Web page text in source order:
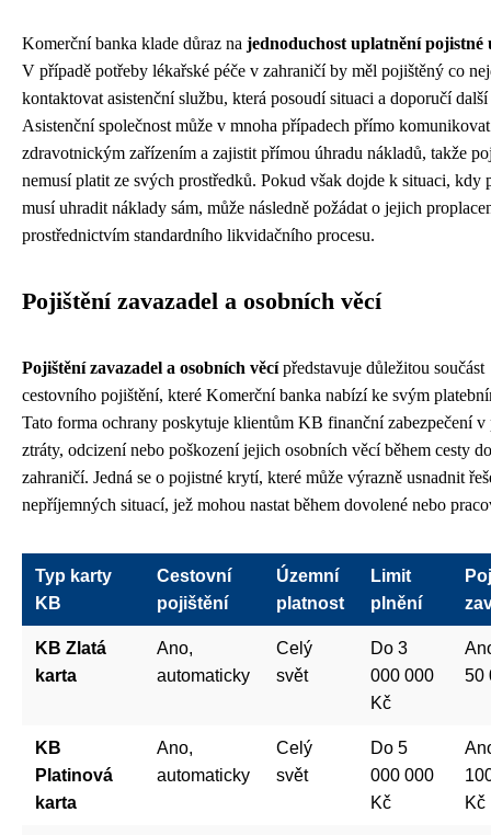
Komerční banka klade důraz na jednoduchost uplatnění pojistné
V případě potřeby lékařské péče v zahraničí by měl pojištěný co
kontaktovat asistenční službu, která posoudí situaci a doporučí
Asistenční společnost může v mnoha případech přímo komunikovat
zdravotnickým zařízením a zajistit přímou úhradu nákladů, takže
nemusí platit ze svých prostředků. Pokud však dojde k situaci, kdy
musí uhradit náklady sám, může následně požádat o jejich
prostřednictvím standardního likvidačního procesu.
Pojištění zavazadel a osobních věcí
Pojištění zavazadel a osobních věcípředstavuje důležitou součást
cestovního pojištění, které Komerční banka nabízí ke svým
Tato forma ochrany poskytuje klientům KB finanční zabezpečení v
ztráty, odcizení nebo poškození jejich osobních věcí během cesty do
zahraničí. Jedná se o pojistné krytí, které může výrazně usnadnit
nepříjemných situací, jež mohou nastat během dovolené nebo
Typ karty
KB
Cestovní
pojištění
Územní
platnost
Limit
plnění
KB Zlatá
karta
Ano,
automaticky
Celý
svět
Do 3
000 000
Kč
50
KB
Platinová
karta
Ano,
automaticky
Celý
svět
Do 5
000 000
Kč
Kč